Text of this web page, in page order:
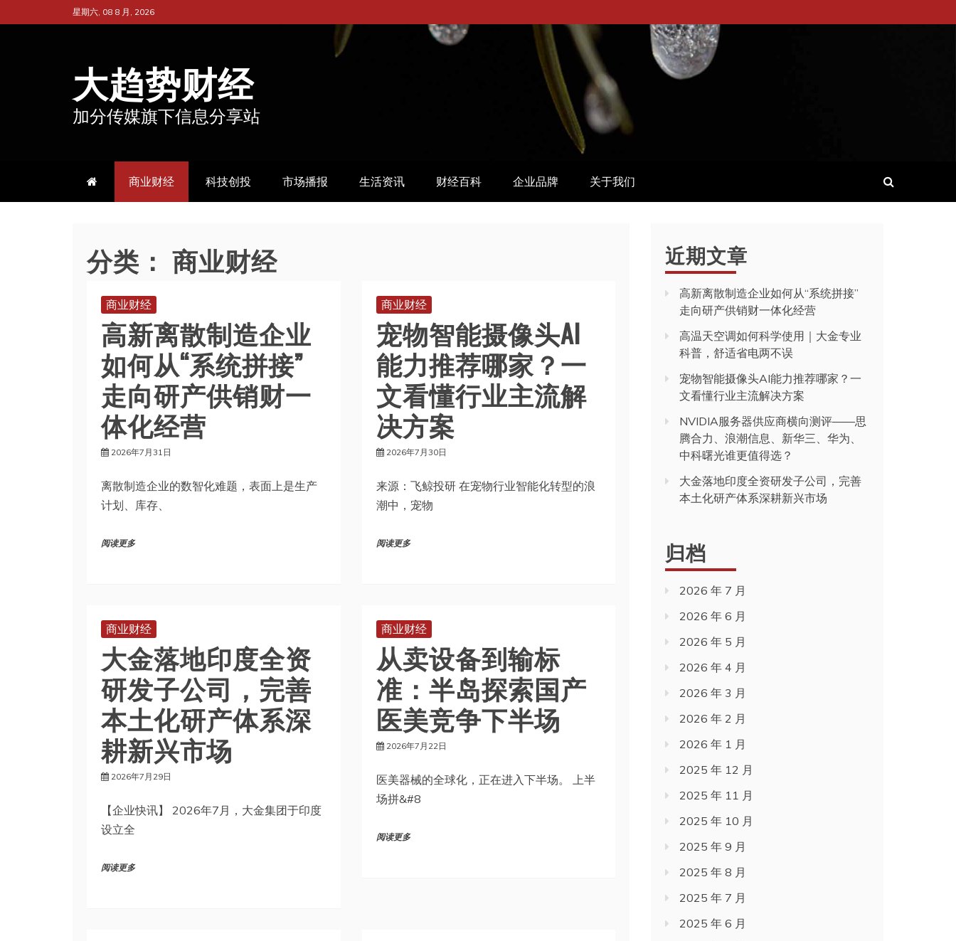
至
星期六, 08 8 月, 2026
大趋势财经
加分传媒旗下信息分享站
商业财经 科技创投 市场播报 生活资讯 财经百科 企业品牌 关于我们
分类： 商业财经
商业财经
高新离散制造企业
如何从“系统拼接”
走向研产供销财一
体化经营
2026年7月31日
离散制造企业的数智化难题，表面上是生产
计划、库存、
阅读更多
商业财经
宠物智能摄像头AI
能力推荐哪家？一
文看懂行业主流解
决方案
2026年7月30日
来源：飞鲸投研 在宠物行业智能化转型的浪
潮中，宠物
阅读更多
商业财经
大金落地印度全资
研发子公司，完善
本土化研产体系深
耕新兴市场
2026年7月29日
【企业快讯】 2026年7月，大金集团于印度
设立全
阅读更多
商业财经
从卖设备到输标
准：半岛探索国产
医美竞争下半场
2026年7月22日
医美器械的全球化，正在进入下半场。 上半
场拼&#8
阅读更多
近期文章
高新离散制造企业如何从“系统拼接”
走向研产供销财一体化经营
高温天空调如何科学使用｜大金专业
科普，舒适省电两不误
宠物智能摄像头AI能力推荐哪家？一
文看懂行业主流解决方案
NVIDIA服务器供应商横向测评——思
腾合力、浪潮信息、新华三、华为、
中科曙光谁更值得选？
大金落地印度全资研发子公司，完善
本土化研产体系深耕新兴市场
归档
2026 年 7 月
2026 年 6 月
2026 年 5 月
2026 年 4 月
2026 年 3 月
2026 年 2 月
2026 年 1 月
2025 年 12 月
2025 年 11 月
2025 年 10 月
2025 年 9 月
2025 年 8 月
2025 年 7 月
2025 年 6 月